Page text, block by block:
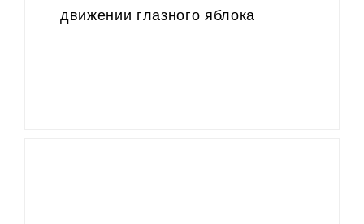
движении глазного яблока